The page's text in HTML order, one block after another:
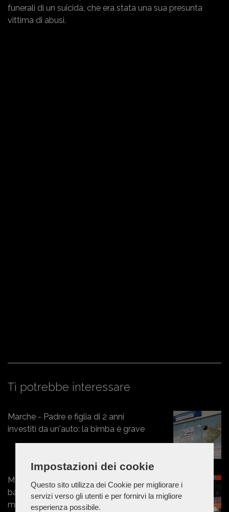
Impostazioni dei cookie
Questo sito utilizza dei Cookie per migliorare i
servizi verso gli utenti e per fornirvi la migliore
esperienza possibile.
funerali di un suicida, che era stata una sua presunta
vittima di abusi.
Ti potrebbe interessare
Marche - Padre e figlia di 2 anni
investiti da un'auto: la bimba è grave
Marche - A 19 anni si toglie la vita in
bagno: cinque anni fa la mamma era
morta in circostanze analoghe